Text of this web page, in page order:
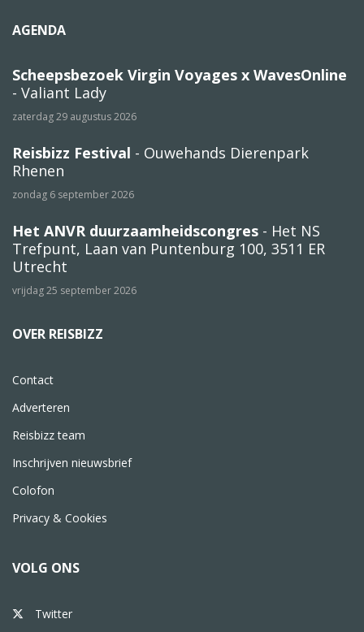
AGENDA
Scheepsbezoek Virgin Voyages x WavesOnline
- Valiant Lady
zaterdag 29 augustus 2026
Reisbizz Festival - Ouwehands Dierenpark
Rhenen
zondag 6 september 2026
Het ANVR duurzaamheidscongres - Het NS
Trefpunt, Laan van Puntenburg 100, 3511 ER
Utrecht
vrijdag 25 september 2026
OVER REISBIZZ
Contact
Adverteren
Reisbizz team
Inschrijven nieuwsbrief
Colofon
Privacy & Cookies
VOLG ONS
Twitter